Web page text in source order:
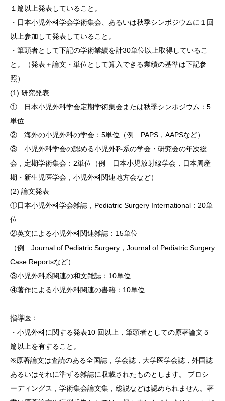
１篇以上発表していること。
・日本小児外科学会学術集会、あるいは秋季シンポジウムに１回
以上参加して発表していること。
・筆頭者として下記の学術業績を計30単位以上取得しているこ
と。（発表＋論文・単位として算入できる業績の基準は下記参
照）
(1) 研究発表
① 日本小児外科学会定期学術集会または秋季シンポジウム：5
単位
② 海外の小児外科の学会：5単位（例 PAPS，AAPSなど）
③ 小児外科学会の認める小児外科系の学会・研究会の年次総
会，定期学術集会：2単位（例 日本小児放射線学会，日本周産
期・新生児医学会，小児外科関連地方会など）
(2) 論文発表
①日本小児外科学会雑誌，Pediatric Surgery International：20単
位
②英文による小児外科関連雑誌：15単位
（例 Journal of Pediatric Surgery，Journal of Pediatric Surgery
Case Reportsなど）
③小児外科系関連の和文雑誌：10単位
④著作による小児外科関連の書籍：10単位
指導医：
・小児外科に関する発表10 回以上，筆頭者としての原著論文５
篇以上を有すること。
※原著論文は査読のある全国誌，学会誌，大学医学会誌，外国誌
あるいはそれに準ずる雑誌に収載されたものとします。 プロシ
ーディングス，学術集会論文集，総説などは認められません。著